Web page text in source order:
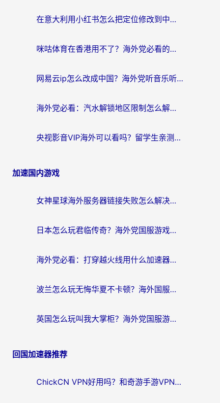
在意大利用小红书怎么把定位修改到中国国内？3个实用技巧+1个靠谱工具帮你搞定
咪咕体育在香港用不了？海外党必看的回国加速器选择指南（附3个真实场景解决方案）
网易云ip怎么改成中国？海外党听音乐听书的无痛解决方案
海外党必看：汽水解锁地区限制怎么解除？3招解决国内影音&生活服务难题
央视影音VIP海外可以看吗？留学生亲测有效的回国加速器选择指南
加速国内游戏
女神星球海外服务器链接失败怎么解决？海外党国服游戏加速避坑指南
日本怎么玩君临传奇？海外党国服游戏加速避坑指南（附菲律宾欧洲玩家实测）
海外党必看：打穿越火线用什么加速器？解决延迟卡顿，还能玩奇妙拼图世界和第五人格
波兰怎么玩无悔华夏不卡顿？海外国服游戏加速器终极指南（附征途2萤火突击解决方案）
英国怎么玩叫我大掌柜？海外党国服游戏加速避坑指南（附实测推荐）
回国加速器推荐
ChickCN VPN好用吗？和奇游手游VPN对比哪个回国效果更好？海外党亲测实用指南